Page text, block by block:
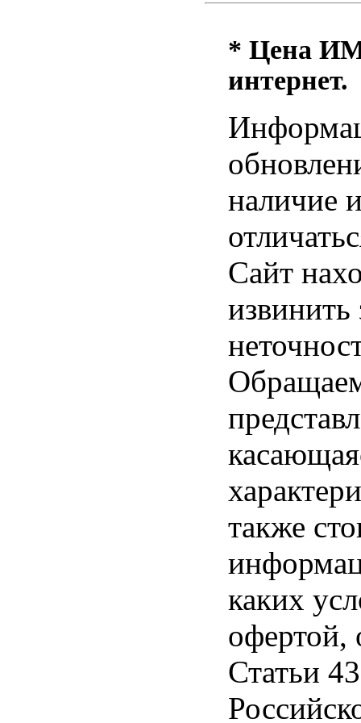
* Цена ИМ
интернет.
наличие
Сайт
также
каких
офертой,
Статьи